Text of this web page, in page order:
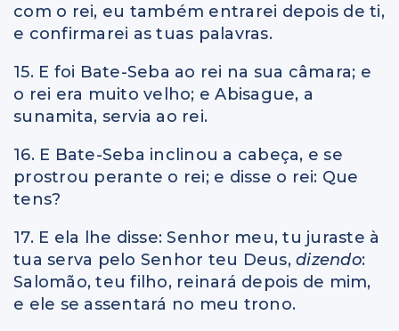
com o rei, eu também entrarei depois de ti,
e confirmarei as tuas palavras.
15. E foi Bate-Seba ao rei na sua câmara; e
o rei era muito velho; e Abisague, a
sunamita, servia ao rei.
16. E Bate-Seba inclinou a cabeça, e se
prostrou perante o rei; e disse o rei: Que
tens?
17. E ela lhe disse: Senhor meu, tu juraste à
tua serva pelo Senhor teu Deus, dizendo:
Salomão, teu filho, reinará depois de mim,
e ele se assentará no meu trono.